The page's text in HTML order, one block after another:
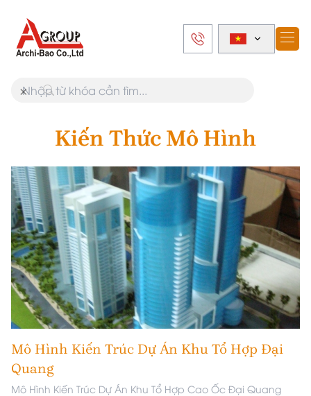
×
Kiến Thức Mô Hình
Mô Hình Kiến Trúc Dự Án Khu Tổ Hợp Đại
Quang
Mô Hình Kiến Trúc Dự Án Khu Tổ Hợp Cao Ốc Đại Quang